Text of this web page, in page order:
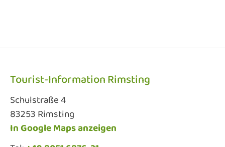
Tourist-Information Rimsting
Schulstraße 4
83253 Rimsting
In Google Maps anzeigen